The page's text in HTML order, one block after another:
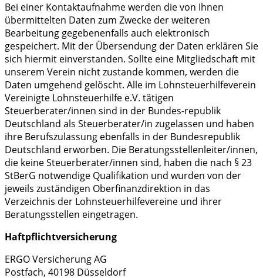
Bei einer Kontaktaufnahme werden die von Ihnen
übermittelten Daten zum Zwecke der weiteren
Bearbeitung gegebenenfalls auch elektronisch
gespeichert. Mit der Übersendung der Daten erklären Sie
sich hiermit einverstanden. Sollte eine Mitgliedschaft mit
unserem Verein nicht zustande kommen, werden die
Daten umgehend gelöscht. Alle im Lohnsteuerhilfeverein
Vereinigte Lohnsteuerhilfe e.V. tätigen
Steuerberater/innen sind in der Bundes-republik
Deutschland als Steuerberater/in zugelassen und haben
ihre Berufszulassung ebenfalls in der Bundesrepublik
Deutschland erworben. Die Beratungsstellenleiter/innen,
die keine Steuerberater/innen sind, haben die nach § 23
StBerG notwendige Qualifikation und wurden von der
jeweils zuständigen Oberfinanzdirektion in das
Verzeichnis der Lohnsteuerhilfevereine und ihrer
Beratungsstellen eingetragen.
Haftpflichtversicherung
ERGO Versicherung AG
Postfach, 40198 Düsseldorf